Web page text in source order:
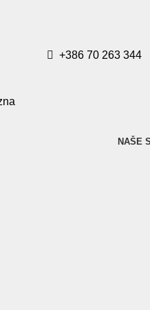
+386 70 263 344
NAŠE